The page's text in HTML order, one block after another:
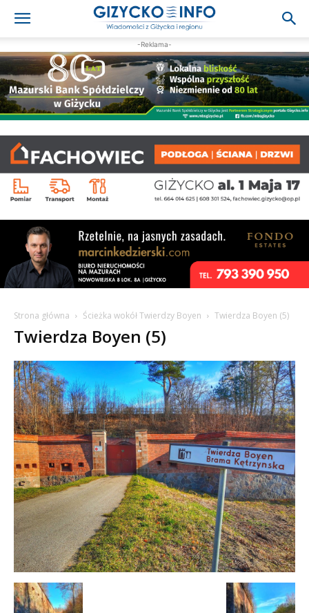
-Reklama-
Strona główna Ścieżka wokół Twierdzy Boyen Twierdza Boyen (5)
Twierdza Boyen (5)